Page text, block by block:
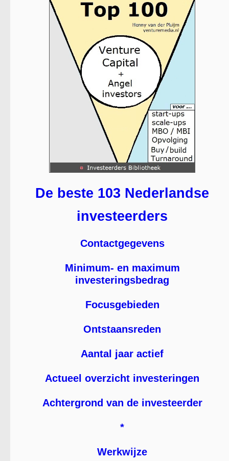
De beste 103 Nederlandse
investeerders
Contactgegevens
Minimum- en maximum
investeringsbedrag
Focusgebieden
Ontstaansreden
Aantal jaar actief
Actueel overzicht investeringen
Achtergrond van de investeerder
*
Werkwijze